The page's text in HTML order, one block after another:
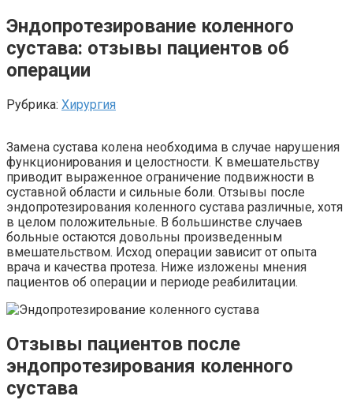
Эндопротезирование коленного
сустава: отзывы пациентов об
операции
Рубрика: Хирургия
Замена сустава колена необходима в случае нарушения
функционирования и целостности. К вмешательству
приводит выраженное ограничение подвижности в
суставной области и сильные боли. Отзывы после
эндопротезирования коленного сустава различные, хотя
в целом положительные. В большинстве случаев
больные остаются довольны произведенным
вмешательством. Исход операции зависит от опыта
врача и качества протеза. Ниже изложены мнения
пациентов об операции и периоде реабилитации.
Отзывы пациентов после
эндопротезирования коленного
сустава